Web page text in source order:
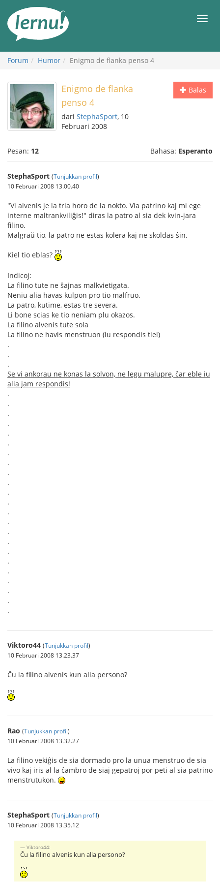
daftar
Forum Humor Enigmo de flanka penso 4
Balas
Enigmo de flanka
penso 4
dari StephaSport, 10
Februari 2008
Pesan: 12 Bahasa: Esperanto
StephaSport (Tunjukkan profil)
10 Februari 2008 13.00.40
"Vi alvenis je la tria horo de la nokto. Via patrino kaj mi ege
interne maltrankviliĝis!" diras la patro al sia dek kvin-jara
filino.
Malgraŭ tio, la patro ne estas kolera kaj ne skoldas ŝin.
Kiel tio eblas?
Indicoj:
La filino tute ne ŝajnas malkvietigata.
Neniu alia havas kulpon pro tio malfruo.
La patro, kutime, estas tre severa.
Li bone scias ke tio neniam plu okazos.
La filino alvenis tute sola
La filino ne havis menstruon (iu respondis tiel)
.
.
.
Se vi ankorau ne konas la solvon, ne legu malupre, ĉar eble iu
alia jam respondis!
.
.
.
.
.
.
.
.
.
.
.
.
.
.
.
.
.
.
.
.
.
.
.
Viktoro44 (Tunjukkan profil)
10 Februari 2008 13.23.37
Ĉu la filino alvenis kun alia persono?
Rao (Tunjukkan profil)
10 Februari 2008 13.32.27
La filino vekiĝis de sia dormado pro la unua menstruo de sia
vivo kaj iris al la ĉambro de siaj gepatroj por peti al sia patrino
menstrutukon.
StephaSport (Tunjukkan profil)
10 Februari 2008 13.35.12
Viktoro44:
Ĉu la filino alvenis kun alia persono?